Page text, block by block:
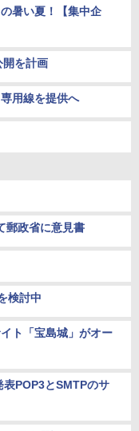
暑い夏！【集中企
開を計画
用線を提供へ
郵政省に意見書
検討中
ト「宝島城」がオー
POP3とSMTPのサ